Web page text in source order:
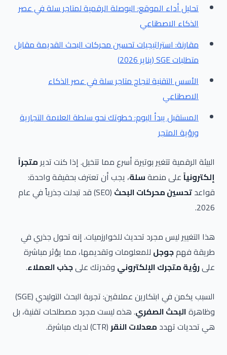
تحليل أداء الموقع: البوصلة الرقمية لمتاجر سلة في عصر
الذكاء الاصطناعي
مقارنة: استراتيجيات تحسين محركات البحث القديمة مقابل
متطلبات SGE (يناير 2026)
الأسس التقنية لنجاح متاجر سلة في عصر الذكاء
الاصطناعي
المستقبل يبدأ اليوم: خطوتك نحو سلطة العلامة التجارية
ورؤية المتجر
البيئة الرقمية تتغير بوتيرة أسرع مما تتخيل. إذا كنت تديرمتجراً
إلكترونياًعلى منصةسلة، يجب أن تعترف بحقيقة واحدة:
قواعدتحسين محركات البحث
(SEO) قد تبدلت جذرياً في عام
2026.
هذا التغيير ليس مجرد تحديث للخوارزميات. إنه تحول جذري في
طريقة فهمجوجل للمعلومات وتقديمها، مما يؤثر مباشرة
علىرؤية متجرك الإلكتروني وقدرتك علىجذب العملاء.
السبب يكمن في ابتكارين عملاقين: تجربة البحث التوليدي (SGE)
وظاهرةالبحث الصفري. هذه ليست مجرد مصطلحات تقنية، بل
هي تحديات تهدد معدلات النقر(CTR) لديك مباشرة.